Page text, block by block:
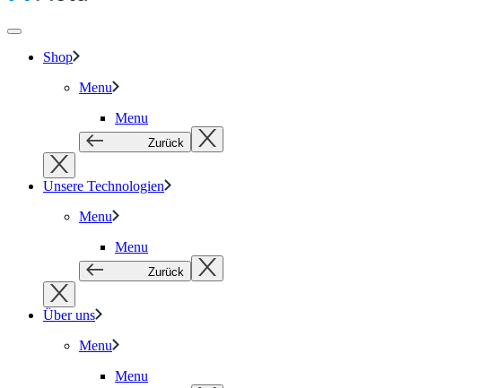
Shop
Menu
Menu
Zurück
Unsere Technologien
Menu
Menu
Zurück
Über uns
Menu
Menu